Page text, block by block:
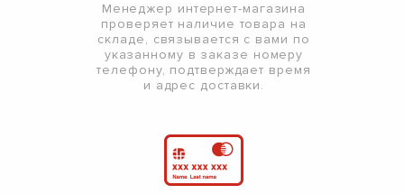
Менеджер интернет-магазина
проверяет наличие товара на
складе, связывается с вами по
указанному в заказе номеру
телефону, подтверждает время
и адрес доставки.